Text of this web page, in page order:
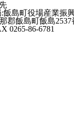
飯島町役場産業振
郡飯島町飯島2537
0265-86-6781